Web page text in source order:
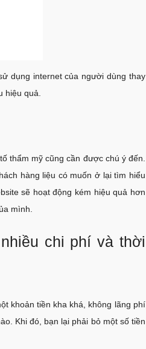
dụng internet của người dùng thay
hiệu quả.
thẩm mỹ cũng cần được chú ý đến.
hàng liệu có muốn ở lại tìm hiểu
sẽ hoạt động kém hiệu quả hơn
mình.
chi phí và thời
khoản tiền kha khá, không lãng phí
Khi đó, bạn lại phải bỏ một số tiền